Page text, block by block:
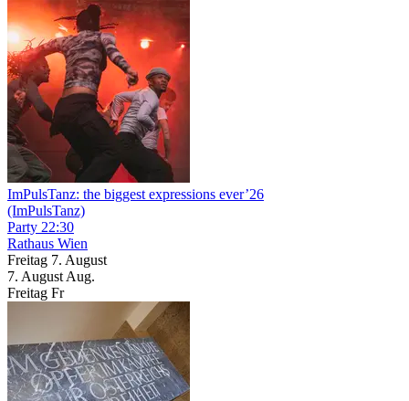
ImPulsTanz: the biggest expressions ever’26
(ImPulsTanz)
Party 22:30
Rathaus Wien
Freitag 7. August
7. August Aug.
Freitag Fr